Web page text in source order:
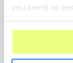
verzameld op
TIPS